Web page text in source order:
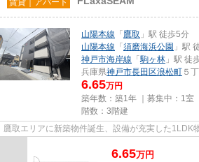
賃貸｜アパート
山陽本線 「 鷹取 」駅 徒歩5分
山陽本線 「 須磨海浜公園 」駅
神戸市海岸線 「駒ヶ林 」駅 徒
兵庫県神戸市長田区浪松町 ５
6.65万円
築年数：築1年 ｜募集中： 1室
階数：3階建
鷹取エリアに新築物件誕生、設備が充実した1LDK
6.65万円